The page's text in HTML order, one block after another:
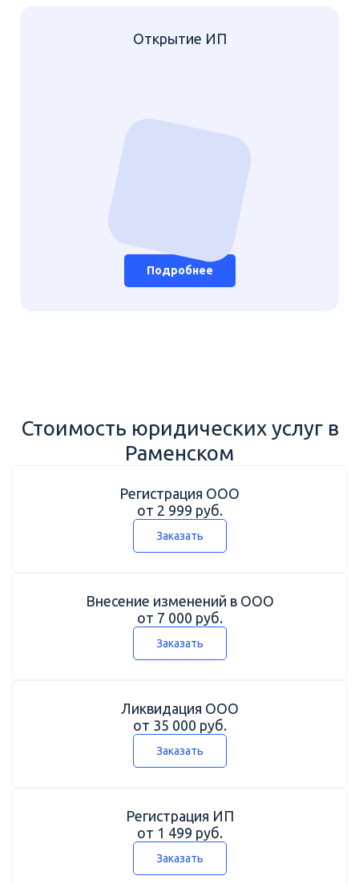
Открытие ИП
Подробнее
Стоимость юридических услуг в
Раменском
Регистрация ООО
от 2 999 руб.
Заказать
Внесение изменений в ООО
от 7 000 руб.
Заказать
Ликвидация ООО
от 35 000 руб.
Заказать
Регистрация ИП
от 1 499 руб.
Заказать